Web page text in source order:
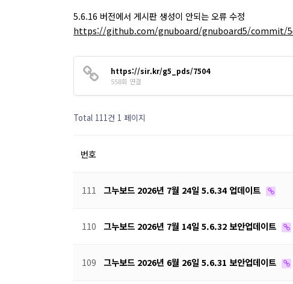
5.6.16 버전에서 게시판 생성이 안되는 오류 수정
https://github.com/gnuboard/gnuboard5/commit/
https://sir.kr/g5_pds/7504
558회 연결
Total 111건 1 페이지
번호
111 그누보드 2026년 7월 24일 5.6.34 업데이트
110 그누보드 2026년 7월 14일 5.6.32 보안업데이트
109 그누보드 2026년 6월 26일 5.6.31 보안업데이트